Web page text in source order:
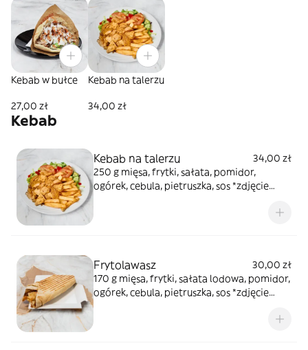
Kebab w bułce
27,00 zł
Kebab na talerzu
34,00 zł
Kebab
Kebab na talerzu
34,00 zł
250 g mięsa, frytki, sałata, pomidor,
ogórek, cebula, pietruszka, sos *zdjęcie
Frytolawasz
30,00 zł
170 g mięsa, frytki, sałata lodowa, pomidor,
ogórek, cebula, pietruszka, sos *zdjęcie